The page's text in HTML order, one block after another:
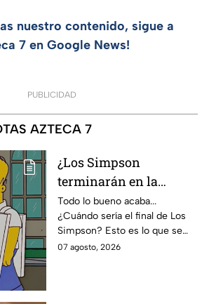
nuestro contenido, sigue a
7 en Google News!
PUBLICIDAD
AZTECA 7
¿Los Simpson
terminarán en la
temporada 40? Actriz
de Bart Simpson da
IMPACTANTE
declaración
Todo lo bueno acaba...
¿Cuándo sería el final de Los
Simpson? Esto es lo que se
sabe:
07 agosto, 2026